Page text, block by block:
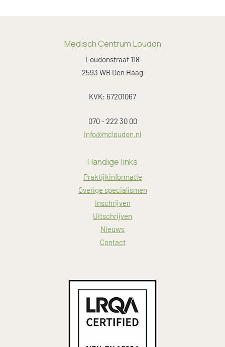
Medisch Centrum Loudon
Loudonstraat 118
2593 WB Den Haag
KVK: 67201067
070 - 222 30 00
info@mcloudon.nl
Handige links
Praktijkinformatie
Overige specialismen
Inschrijven
Uitschrijven
Nieuws
Contact